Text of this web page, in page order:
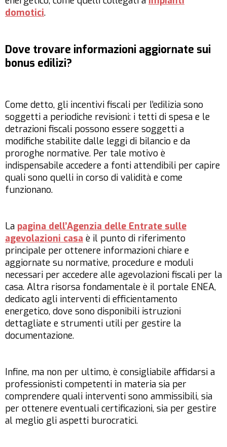
domotici.
Dove trovare informazioni aggiornate sui
bonus edilizi?
Come detto, gli incentivi fiscali per l’edilizia sono
soggetti a periodiche revisioni: i tetti di spesa e le
detrazioni fiscali possono essere soggetti a
modifiche stabilite dalle leggi di bilancio e da
proroghe normative. Per tale motivo è
indispensabile accedere a fonti attendibili per capire
quali sono quelli in corso di validità e come
funzionano.
La pagina dell’Agenzia delle Entrate sulle
agevolazioni casa è il punto di riferimento
principale per ottenere informazioni chiare e
aggiornate su normative, procedure e moduli
necessari per accedere alle agevolazioni fiscali per la
casa. Altra risorsa fondamentale è il portale ENEA,
dedicato agli interventi di efficientamento
energetico, dove sono disponibili istruzioni
dettagliate e strumenti utili per gestire la
documentazione.
Infine, ma non per ultimo, è consigliabile affidarsi a
professionisti competenti in materia sia per
comprendere quali interventi sono ammissibili, sia
per ottenere eventuali certificazioni, sia per gestire
al meglio gli aspetti burocratici.